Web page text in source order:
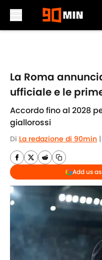
La Roma
ufficiale e le
Accordo fino al 2028
giallorossi
Di La redazione di 90min |
Add us